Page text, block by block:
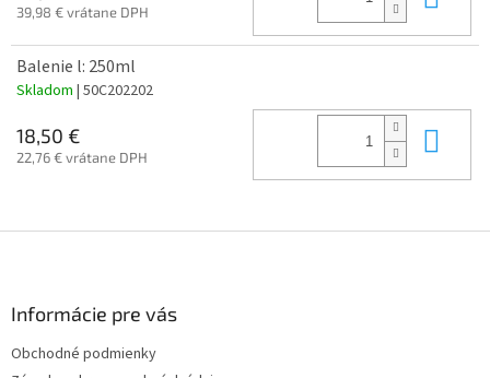
39,98 € vrátane DPH
Balenie l: 250ml
Skladom | 50C202202
18,50 €
22,76 € vrátane DPH
Informácie pre vás
Obchodné podmienky